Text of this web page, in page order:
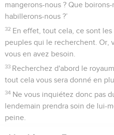
mangerons-nous ? Que
habillerons-nous ?’
32 En effet, tout cela, ce sont
peuples qui le recherchent. Or,
vous en avez besoin.
33 Recherchez d'abord le
tout cela vous sera donné en
34 Ne vous inquiétez donc pas
lendemain prendra soin de lui-
peine.